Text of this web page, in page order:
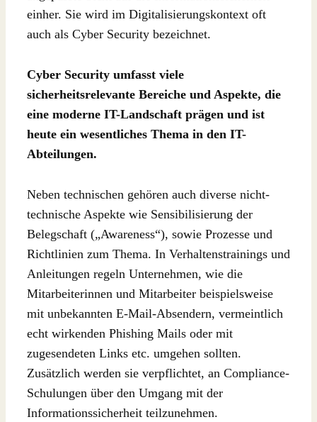
einher. Sie wird im Digitalisierungskontext oft
auch als Cyber Security bezeichnet.
Cyber Security umfasst viele
sicherheitsrelevante Bereiche und Aspekte, die
eine moderne IT-Landschaft prägen und ist
heute ein wesentliches Thema in den IT-
Abteilungen.
Neben technischen gehören auch diverse nicht-
technische Aspekte wie Sensibilisierung der
Belegschaft („Awareness“), sowie Prozesse und
Richtlinien zum Thema. In Verhaltenstrainings und
Anleitungen regeln Unternehmen, wie die
Mitarbeiterinnen und Mitarbeiter beispielsweise
mit unbekannten E-Mail-Absendern, vermeintlich
echt wirkenden Phishing Mails oder mit
zugesendeten Links etc. umgehen sollten.
Zusätzlich werden sie verpflichtet, an Compliance-
Schulungen über den Umgang mit der
Informationssicherheit teilzunehmen.